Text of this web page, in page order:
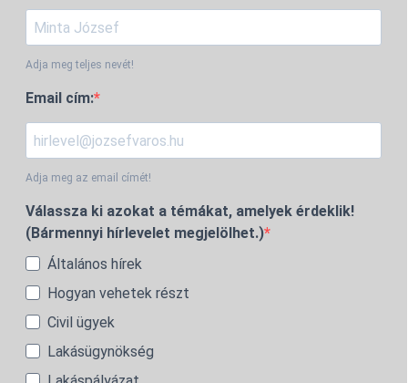
Adja meg teljes nevét!
Email cím:
Adja meg az email címét!
Válassza ki azokat a témákat, amelyek érdeklik!
(Bármennyi hírlevelet megjelölhet.)
Általános hírek
Hogyan vehetek részt
Civil ügyek
Lakásügynökség